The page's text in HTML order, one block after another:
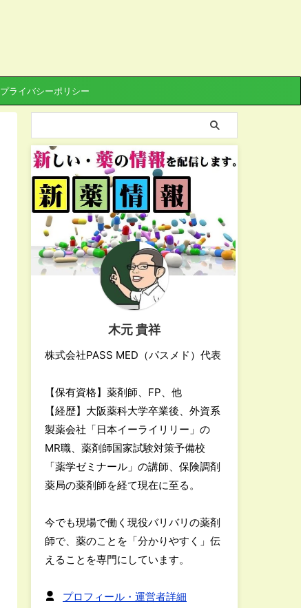
プライバシーポリシー
木元 貴祥
株式会社PASS MED（パスメド）代表
【保有資格】薬剤師、FP、他
【経歴】大阪薬科大学卒業後、外資系
製薬会社「日本イーライリリー」の
MR職、薬剤師国家試験対策予備校
「薬学ゼミナール」の講師、保険調剤
薬局の薬剤師を経て現在に至る。
今でも現場で働く現役バリバリの薬剤
師で、薬のことを「分かりやすく」伝
えることを専門にしています。
プロフィール・運営者詳細